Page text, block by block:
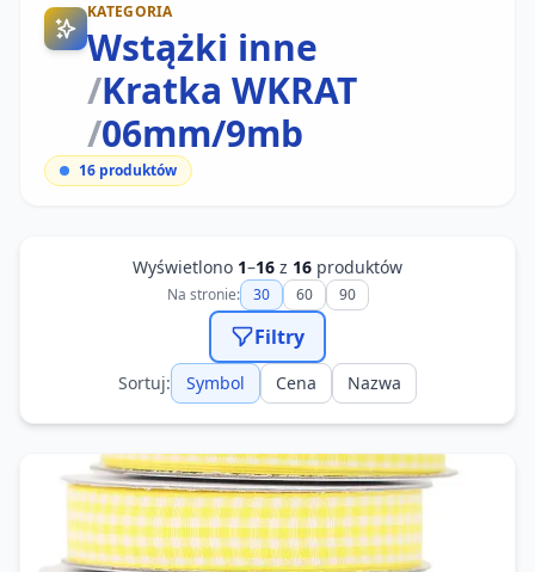
KATEGORIA
Wstążki inne
/Kratka WKRAT
/06mm/9mb
16 produktów
Wyświetlono 1–16 z 16 produktów
Na stronie: 30 60 90
Filtry
Sortuj: Symbol Cena Nazwa